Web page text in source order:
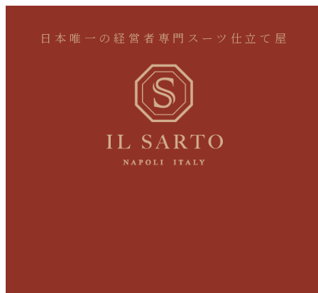
日本唯一の経営者専門スーツ仕立て屋